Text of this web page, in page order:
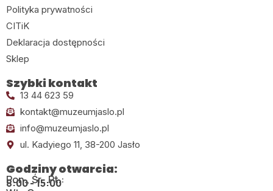
Polityka prywatności
CITiK
Deklaracja dostępności
Sklep
Szybki kontakt
13 44 623 59
kontakt@muzeumjaslo.pl
info@muzeumjaslo.pl
ul. Kadyiego 11, 38-200 Jasło
Godziny otwarcia:
Pon., Śr., Pt.:
8:00 - 15:00